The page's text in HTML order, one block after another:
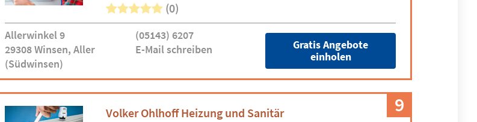
(0)
Allerwinkel 9
29308 Winsen, Aller
(Südwinsen)
(05143) 6207
E-Mail schreiben
Gratis Angebote
einholen
9
Volker Ohlhoff Heizung und Sanitär